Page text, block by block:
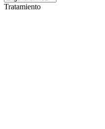
Tratamiento